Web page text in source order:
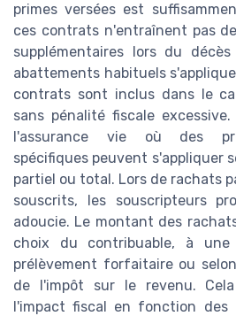
primes versées est
ces contrats n'entraînent pas
supplémentaires lors du
abattements habituels
contrats sont inclus dans le
sans pénalité fiscale
l'assurance vie où des
spécifiques peuvent s'appliquer
partiel ou total. Lors de rachats
souscrits, les souscripteurs
adoucie. Le montant des
choix du contribuable, à une
prélèvement forfaitaire ou
de l'impôt sur le revenu.
l'impact fiscal en fonction des